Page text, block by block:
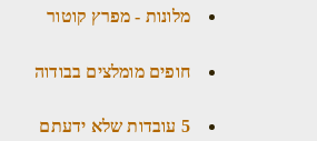
מלונות - מפרץ קוטור
חופים מומלצים בבודוה
5 עובדות שלא ידעתם